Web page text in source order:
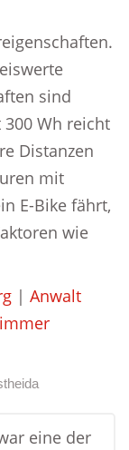
sind
Wh reicht
Distanzen
mit
E-Bike fährt,
wie
| Anwalt
eine der